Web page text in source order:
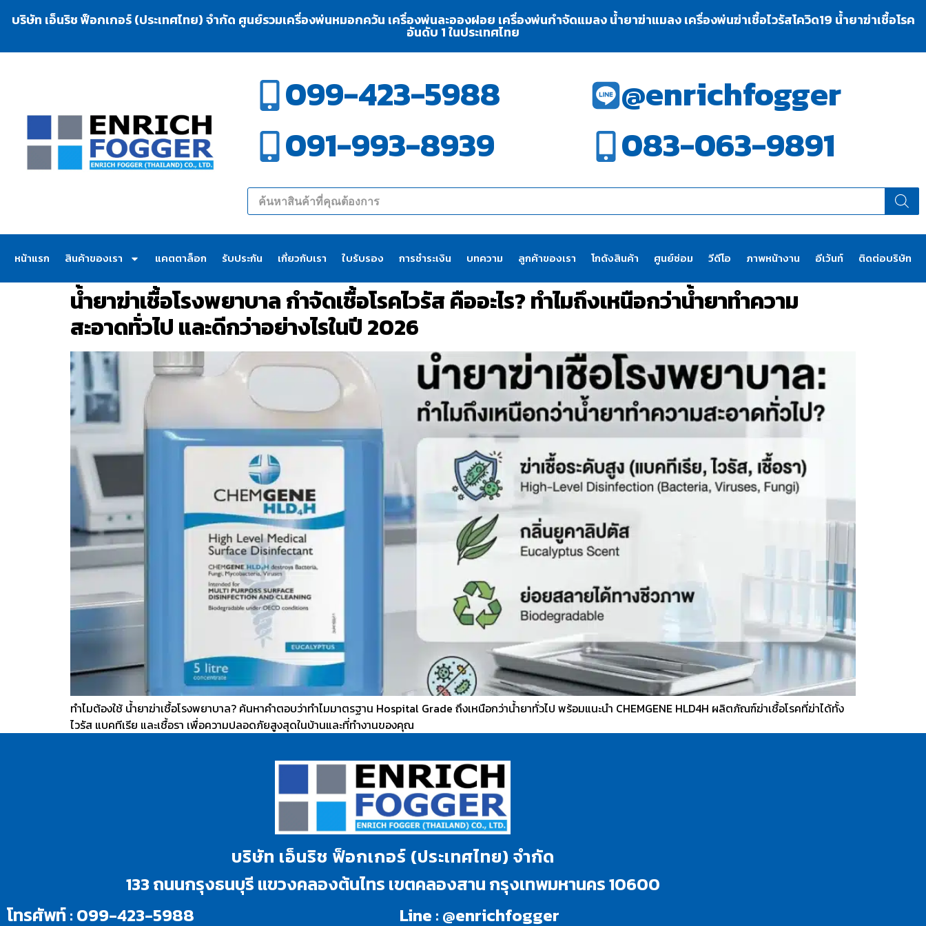
บริษัท เอ็นริช ฟ็อกเกอร์ (ประเทศไทย) จำกัด ศูนย์รวมเครื่องพ่นหมอกควัน เครื่องพ่นละอองฝอย เครื่องพ่นกำจัดแมลง น้ำยาฆ่าแมลง เครื่องพ่นฆ่าเชื้อไวรัสโควิด19 น้ำยาฆ่าเชื้อโรค
อันดับ 1 ในประเทศไทย
099-423-5988
091-993-8939
@enrichfogger
083-063-9891
หน้าแรก สินค้าของเรา แคตตาล็อก รับประกัน เกี่ยวกับเรา ใบรับรอง การชำระเงิน บทความ ลูกค้าของเรา โกดังสินค้า ศูนย์ซ่อม วีดีโอ ภาพหน้างาน อีเว้นท์ ติดต่อบริษัท
น้ำยาฆ่าเชื้อโรงพยาบาล กำจัดเชื้อโรคไวรัส คืออะไร? ทำไมถึงเหนือกว่าน้ำยาทำความ
สะอาดทั่วไป และดีกว่าอย่างไรในปี 2026
ทำไมต้องใช้ น้ำยาฆ่าเชื้อโรงพยาบาล? ค้นหาคำตอบว่าทำไมมาตรฐาน Hospital Grade ถึงเหนือกว่าน้ำยาทั่วไป พร้อมแนะนำ CHEMGENE HLD4H ผลิตภัณฑ์ฆ่าเชื้อโรคที่ฆ่าได้ทั้ง
ไวรัส แบคทีเรีย และเชื้อรา เพื่อความปลอดภัยสูงสุดในบ้านและที่ทำงานของคุณ
บริษัท เอ็นริช ฟ็อกเกอร์ (ประเทศไทย) จำกัด
133 ถนนกรุงธนบุรี แขวงคลองต้นไทร เขตคลองสาน กรุงเทพมหานคร 10600
โทรศัพท์ : 099-423-5988
Line : @enrichfogger